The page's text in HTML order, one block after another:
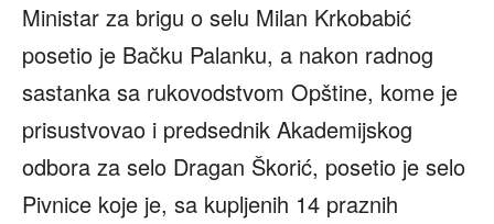
Ministar za brigu o selu Milan Krkobabić
posetio je Bačku Palanku, a nakon radnog
sastanka sa rukovodstvom Opštine, kome je
prisustvovao i predsednik Akademijskog
odbora za selo Dragan Škorić, posetio je selo
Pivnice koje je, sa kupljenih 14 praznih